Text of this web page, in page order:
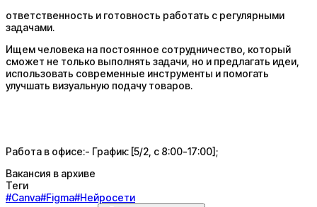
ответственность и готовность работать с регулярными
задачами.
Ищем человека на постоянное сотрудничество, который
сможет не только выполнять задачи, но и предлагать идеи,
использовать современные инструменты и помогать
улучшать визуальную подачу товаров.
Работа в офисе:- График: [5/2, с 8:00-17:00];
Вакансия в архиве
Теги
#Canva#Figma#Нейросети